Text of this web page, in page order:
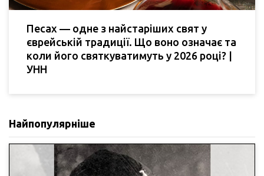
Песах — одне з найстаріших свят у
єврейській традиції. Що воно означає та
коли його святкуватимуть у 2026 році? |
УНН
Найпопулярніше